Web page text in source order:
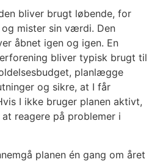
bliver brugt løbende, for
mister sin værdi. Den
åbnet igen og igen. En
bliver typisk brugt til
planlægge
og sikre, at I får
I ikke bruger planen aktivt,
reagere på problemer i
planen én gang om året